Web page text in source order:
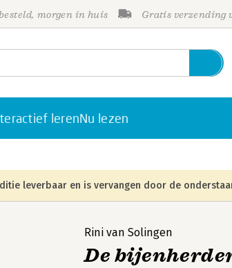
morgen in huis Gratis verzending
lerenNu lezen
leverbaar en is vervangen door de
Rini van Solingen
De